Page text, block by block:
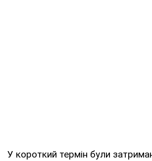
У короткий термін були